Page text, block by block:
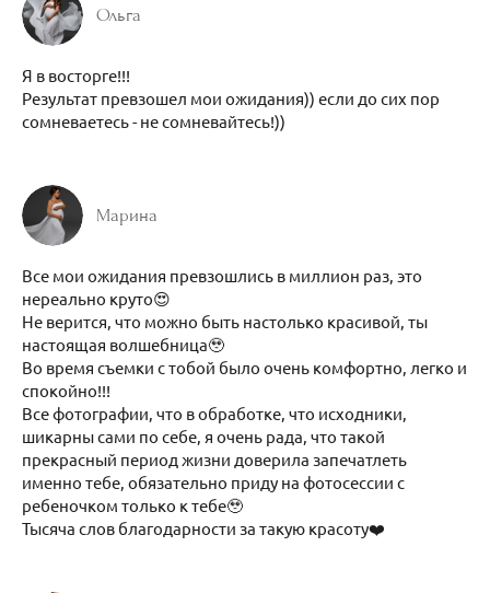
Ольга
Я в восторге!!!
Результат превзошел мои ожидания)) если до сих пор
сомневаетесь - не сомневайтесь!))
Марина
Все мои ожидания превзошлись в миллион раз, это
нереально круто😍
Не верится, что можно быть настолько красивой, ты
настоящая волшебница🥹
Во время съемки с тобой было очень комфортно, легко и
спокойно!!!
Все фотографии, что в обработке, что исходники,
шикарны сами по себе, я очень рада, что такой
прекрасный период жизни доверила запечатлеть
именно тебе, обязательно приду на фотосессии с
ребеночком только к тебе🥹
Тысяча слов благодарности за такую красоту❤️